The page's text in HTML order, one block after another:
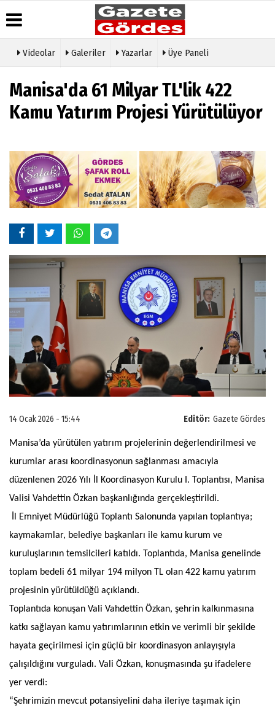
Haber
Gazete
Günün
Haberleri
Durumu
Gazete
Manşetleri
Biyografiler
Yazarları
Video
Galeri
Etkinlikler
İletişim
Çerez
Politikası
İlkeleri
Videolar Galeriler Yazarlar Üye Paneli
Manisa'da 61 Milyar TL'lik 422
Kamu Yatırım Projesi Yürütülüyor
Editör: Gazete Gördes
14 Ocak 2026 - 15:44
Manisa’da yürütülen yatırım projelerinin değerlendirilmesi ve
kurumlar arası koordinasyonun sağlanması amacıyla
düzenlenen 2026 Yılı İl Koordinasyon Kurulu I. Toplantısı, Manisa
Valisi Vahdettin Özkan başkanlığında gerçekleştirildi.
İl Emniyet Müdürlüğü Toplantı Salonunda yapılan toplantıya;
kaymakamlar, belediye başkanları ile kamu kurum ve
kuruluşlarının temsilcileri katıldı. Toplantıda, Manisa genelinde
toplam bedeli 61 milyar 194 milyon TL olan 422 kamu yatırım
projesinin yürütüldüğü açıklandı.
Toplantıda konuşan Vali Vahdettin Özkan, şehrin kalkınmasına
katkı sağlayan kamu yatırımlarının etkin ve verimli bir şekilde
hayata geçirilmesi için güçlü bir koordinasyon anlayışıyla
çalışıldığını vurguladı. Vali Özkan, konuşmasında şu ifadelere
yer verdi:
“Şehrimizin mevcut potansiyelini daha ileriye taşımak için